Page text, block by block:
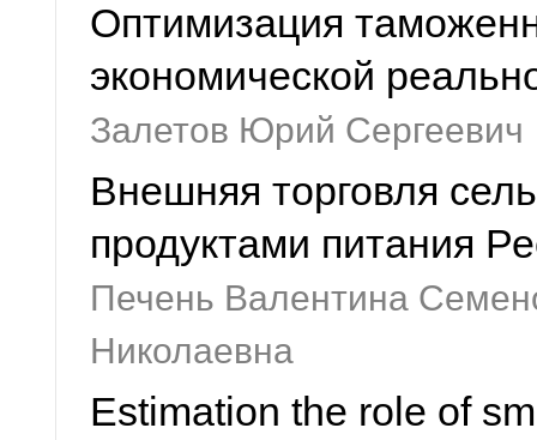
Оптимизация
экономической
Залетов Юрий Сергеевич
Внешняя торговля
продуктами питания
Печень Валентина
Николаевна
Estimation the role of